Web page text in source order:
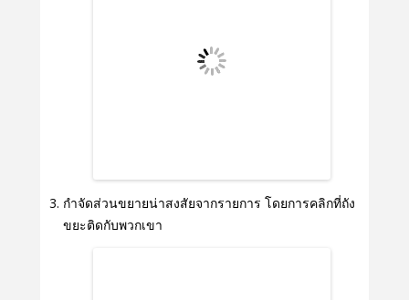
กำจัดส่วนขยายน่าสงสัยจากรายการ โดยการคลิกที่ถัง
ขยะติดกับพวกเขา